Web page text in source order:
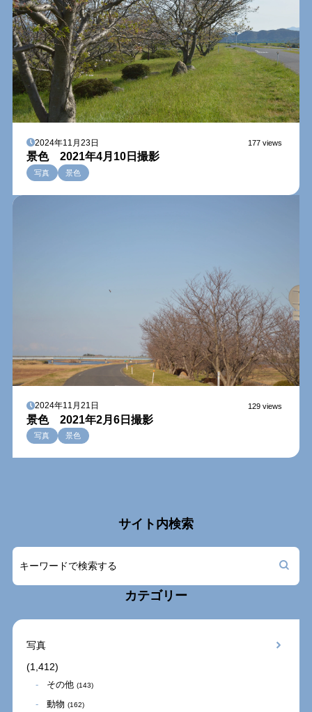
2024年11月23日 177 views
景色 2021年4月10日撮影
写真 景色
2024年11月21日 129 views
景色 2021年2月6日撮影
写真 景色
サイト内検索
カテゴリー
写真
(1,412)
その他 (143)
動物 (162)